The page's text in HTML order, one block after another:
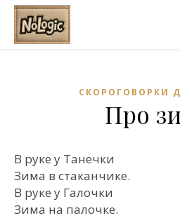
СКОРОГОВОРКИ
Про
В руке у Танечки
Зима в стаканчике.
В руке у Галочки
Зима на палочке.